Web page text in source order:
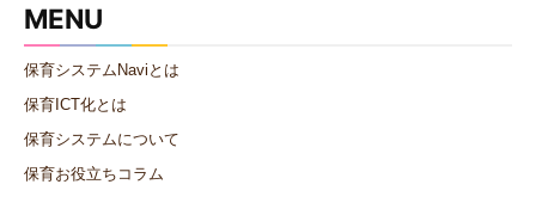
MENU
保育システムNaviとは
保育ICT化とは
保育システムについて
保育お役立ちコラム